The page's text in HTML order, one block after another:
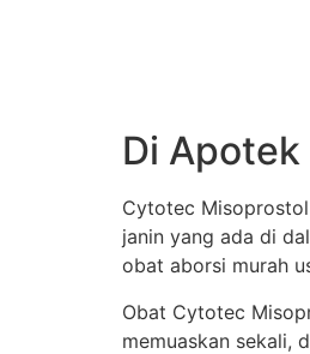
Di Apotek
Cytotec
janin yang ada di
obat aborsi murah
Obat Cytotec
memuaskan sekali,